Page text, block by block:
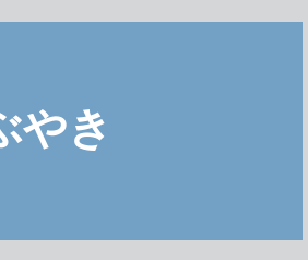
やき